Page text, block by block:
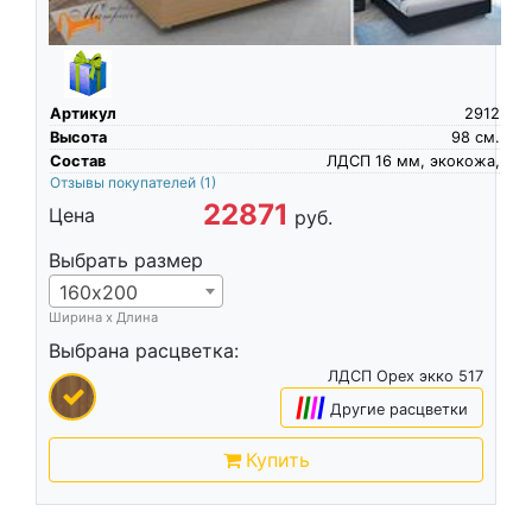
Артикул
2912
Высота
см.
98
Состав
ЛДСП 16 мм, экокожа,
Отзывы покупателей (1)
Цена 22871 руб.
Выбрать размер
160х200
Ширина х Длина
Выбрана расцветка:
ЛДСП Орех экко 517
|||| Другие расцветки
Купить